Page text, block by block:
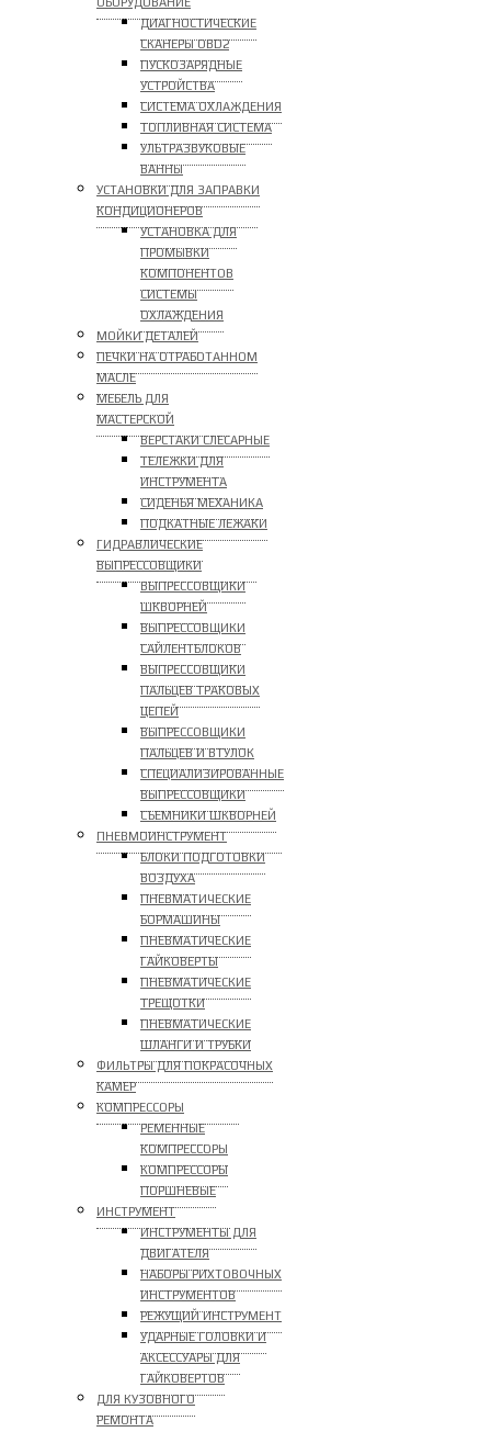
ДИАГНОСТИЧЕСКИЕ
СКАНЕРЫ OBD2
ПУСКОЗАРЯДНЫЕ
УСТРОЙСТВА
СИСТЕМА ОХЛАЖДЕНИЯ
ТОПЛИВНАЯ СИСТЕМА
УЛЬТРАЗВУКОВЫЕ
ВАННЫ
УСТАНОВКИ ДЛЯ ЗАПРАВКИ
КОНДИЦИОНЕРОВ
УСТАНОВКА ДЛЯ
ПРОМЫВКИ
КОМПОНЕНТОВ
СИСТЕМЫ
ОХЛАЖДЕНИЯ
МОЙКИ ДЕТАЛЕЙ
ПЕЧКИ НА ОТРАБОТАННОМ
МАСЛЕ
МЕБЕЛЬ ДЛЯ
МАСТЕРСКОЙ
ВЕРСТАКИ СЛЕСАРНЫЕ
ТЕЛЕЖКИ ДЛЯ
ИНСТРУМЕНТА
СИДЕНЬЯ МЕХАНИКА
ПОДКАТНЫЕ ЛЕЖАКИ
ГИДРАВЛИЧЕСКИЕ
ВЫПРЕССОВЩИКИ
ВЫПРЕССОВЩИКИ
ШКВОРНЕЙ
ВЫПРЕССОВЩИКИ
САЙЛЕНТБЛОКОВ
ВЫПРЕССОВЩИКИ
ПАЛЬЦЕВ ТРАКОВЫХ
ЦЕПЕЙ
ВЫПРЕССОВЩИКИ
ПАЛЬЦЕВ И ВТУЛОК
СПЕЦИАЛИЗИРОВАННЫЕ
ВЫПРЕССОВЩИКИ
CЪЕМНИКИ ШКВОРНЕЙ
ПНЕВМОИНСТРУМЕНТ
БЛОКИ ПОДГОТОВКИ
ВОЗДУХА
ПНЕВМАТИЧЕСКИЕ
БОРМАШИНЫ
ПНЕВМАТИЧЕСКИЕ
ГАЙКОВЕРТЫ
ПНЕВМАТИЧЕСКИЕ
ТРЕЩОТКИ
ПНЕВМАТИЧЕСКИЕ
ШЛАНГИ И ТРУБКИ
ФИЛЬТРЫ ДЛЯ ПОКРАСОЧНЫХ
КАМЕР
КОМПРЕССОРЫ
РЕМЕННЫЕ
КОМПРЕССОРЫ
КОМПРЕССОРЫ
ПОРШНЕВЫЕ
ИНСТРУМЕНТ
ИНСТРУМЕНТЫ ДЛЯ
ДВИГАТЕЛЯ
НАБОРЫ РИХТОВОЧНЫХ
ИНСТРУМЕНТОВ
РЕЖУЩИЙ ИНСТРУМЕНТ
УДАРНЫЕ ГОЛОВКИ И
АКСЕССУАРЫ ДЛЯ
ГАЙКОВЕРТОВ
ДЛЯ КУЗОВНОГО
РЕМОНТА